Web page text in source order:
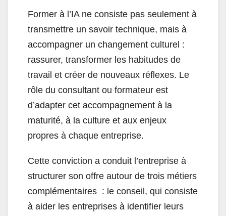
Former à l’IA ne consiste pas seulement à
transmettre un savoir technique, mais à
accompagner un changement culturel :
rassurer, transformer les habitudes de
travail et créer de nouveaux réflexes. Le
rôle du consultant ou formateur est
d’adapter cet accompagnement à la
maturité, à la culture et aux enjeux
propres à chaque entreprise.
Cette conviction a conduit l’entreprise à
structurer son offre autour de trois métiers
complémentaires : le conseil, qui consiste
à aider les entreprises à identifier leurs